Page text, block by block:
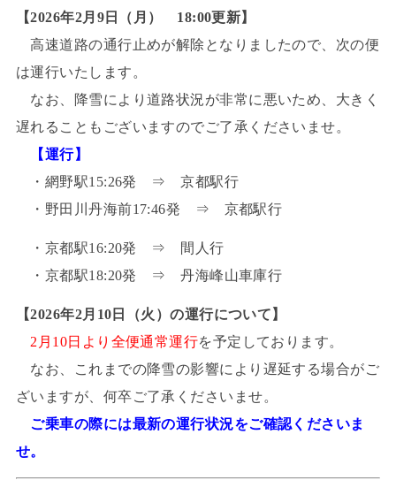
【2026年2月9日（月） 18:00更新】
高速道路の通行止めが解除となりましたので、次の便
は運行いたします。
なお、降雪により道路状況が非常に悪いため、大きく
遅れることもございますのでご了承くださいませ。
【運行】
・網野駅15:26発 ⇒ 京都駅行
・野田川丹海前17:46発 ⇒ 京都駅行
・京都駅16:20発 ⇒ 間人行
・京都駅18:20発 ⇒ 丹海峰山車庫行
【2026年2月10日（火）の運行について】
2月10日より全便通常運行を予定しております。
なお、これまでの降雪の影響により遅延する場合がご
ざいますが、何卒ご了承くださいませ。
ご乗車の際には最新の運行状況をご確認くださいま
せ。